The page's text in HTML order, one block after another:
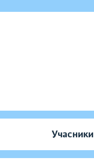
Учасники